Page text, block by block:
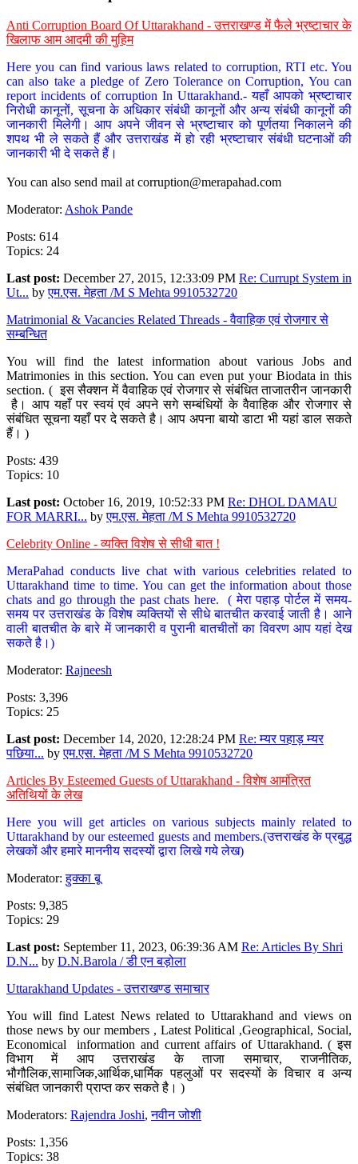
Anti Corruption Board Of Uttarakhand - उत्तराखण्ड में फैले भ्रष्टाचार के
खिलाफ आम आदमी की मुहिम
Here you can find various laws related to corruption, RTI etc. You
can also take a pledge of Zero Tolerance on Corruption, You can
report incidents of corruption In Uttarakhand.- यहाँ आपको भ्रष्टाचार
निरोधी कानूनों, सूचना के अधिकार संबंधी कानूनों और अन्य संबंधी कानूनों की
जानकारी मिलेगी। आप अपने जीवन से भ्रष्टाचार को पूर्णतया निकालने की
शपथ भी ले सकते हैं और उत्तराखंड में हो रही भ्रष्टाचार संबंधी घटनाओं की
जानकारी भी दे सकते हैं।
You can also send mail at corruption@merapahad.com
Moderator: Ashok Pande
Posts: 614
Topics: 24
Last post: December 27, 2015, 12:33:09 PM Re: Currupt System in
Ut... byएम.एस. मेहता /M S Mehta 9910532720
Matrimonial & Vacancies Related Threads - वैवाहिक एवं रोजगार से
सम्बन्धित
You will find the latest information about various Jobs and
Matrimonies in this section. You can even put your Biodata in this
section. ( इस सैक्शन में वैवाहिक एवं रोजगार से संबंधित ताजातरीन जानकारी
है। आप यहाँ पर स्वयं एवं अपने सगे सम्बंधियों के वैवाहिक और रोजगार से
संबंधित सूचना यहाँ पर दे सकते है। आप अपना बायो डाटा भी यहां डाल सकते
हैं। )
Posts: 439
Topics: 10
Last post: October 16, 2019, 10:52:33 PM Re: DHOL DAMAU
FOR MARRI... byएम.एस. मेहता /M S Mehta 9910532720
Celebrity Online - व्यक्ति विशेष से सीधी बात !
MeraPahad conducts live chat with various celebrities related to
Uttarakhand time to time. You can get the information about those
chats and go through the past chats here. ( मेरा पहाड़ पोर्टल में समय-
समय पर उत्तराखंड के विशेष व्यक्तियों से सीधे बातचीत करवाई जाती है। आने
वाली बातचीत के बारे में जानकारी व पुरानी बातचीतों का विवरण आप यहां देख
सकते है।)
Moderator: Rajneesh
Posts: 3,396
Topics: 25
Last post: December 14, 2020, 12:28:24 PM Re: म्यर पहाड़ म्यर
पछिया... byएम.एस. मेहता /M S Mehta 9910532720
Articles By Esteemed Guests of Uttarakhand - विशेष आमंत्रित
अतिथियों के लेख
Here you will get articles on various subjects mainly related to
Uttarakhand by our esteemed guests and members.(उत्तराखंड के प्रबुद्ध
लेखकों और हमारे माननीय सदस्यों द्वारा लिखे गये लेख)
Moderator:हुक्का बू
Posts: 9,385
Topics: 29
Last post: September 11, 2023, 06:39:36 AM Re: Articles By Shri
D.N... by D.N.Barola / डी एन बड़ोला
Uttarakhand Updates - उत्तराखण्ड समाचार
You will find Latest News related to Uttarakhand and views on
those news by our members , Latest Political ,Geographical, Social,
Economical information and current affairs of Uttarakhand. ( इस
विभाग में आप उत्तराखंड के ताजा समाचार, राजनीतिक,
भौगौलिक,सामाजिक,आर्थिक,धार्मिक पहलुओं पर सदस्यों के विचार व अन्य
संबंधित जानकारी प्राप्त कर सकते है। )
Moderators: Rajendra Joshi,नवीन जोशी
Posts: 1,356
Topics: 38